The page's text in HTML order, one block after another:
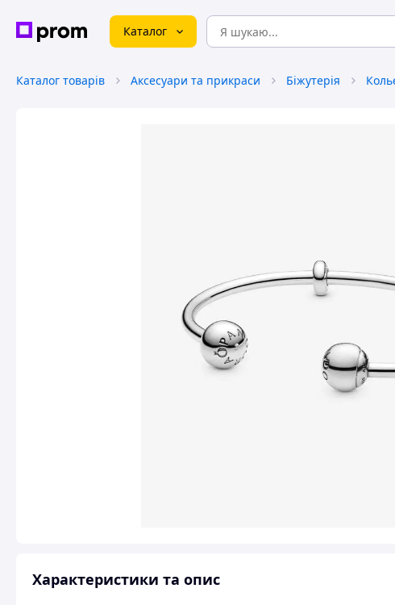
Каталог
Каталог товарів Аксесуари та прикраси Біжутерія
Характеристики та опис